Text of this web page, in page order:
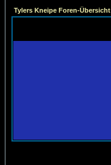
Tylers Kneipe Foren-Übersicht